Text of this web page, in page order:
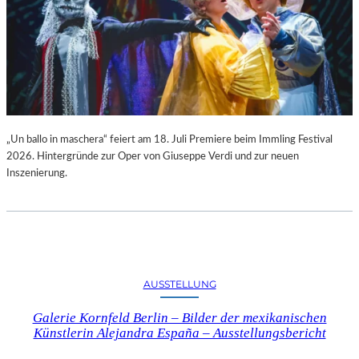
„Un ballo in maschera“ feiert am 18. Juli Premiere beim Immling Festival
2026. Hintergründe zur Oper von Giuseppe Verdi und zur neuen
Inszenierung.
AUSSTELLUNG
Galerie Kornfeld Berlin – Bilder der mexikanischen
Künstlerin Alejandra España – Ausstellungsbericht